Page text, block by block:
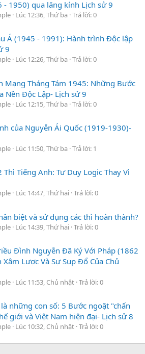
- 1950) qua lăng kính Lịch sử 9
Lúc 12:36, Thứ ba Trả lời: 0
Á (1945 - 1991): Hành trình Độc lập
9
Lúc 12:26, Thứ ba Trả lời: 0
Mạng Tháng Tám 1945: Những Bước
Nền Độc Lập- Lịch sử 9
Lúc 12:15, Thứ ba Trả lời: 0
của Nguyễn Ái Quốc (1919-1930)-
Lúc 11:50, Thứ ba Trả lời: 1
Thì Tiếng Anh: Tư Duy Logic Thay Vì
Lúc 14:47, Thứ hai Trả lời: 0
biệt và sử dụng các thì hoàn thành?
Lúc 14:39, Thứ hai Trả lời: 0
Đình Nguyễn Đã Ký Với Pháp (1862
Lược Và Sự Sụp Đổ Của Chủ
Lúc 11:53, Chủ nhật Trả lời: 0
những con số: 5 Bước ngoặt "chấn
giới và Việt Nam hiện đại- Lịch sử 8
Lúc 10:32, Chủ nhật Trả lời: 0